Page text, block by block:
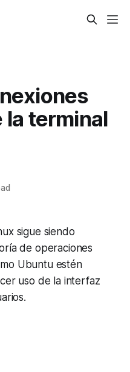
la terminal
sigue siendo
de operaciones
Ubuntu estén
uso de la interfaz